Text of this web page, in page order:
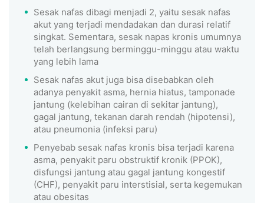
Sesak nafas dibagi menjadi 2, yaitu sesak nafas
akut yang terjadi mendadakan dan durasi relatif
singkat. Sementara, sesak napas kronis umumnya
telah berlangsung berminggu-minggu atau waktu
yang lebih lama
Sesak nafas akut juga bisa disebabkan oleh
adanya penyakit asma, hernia hiatus, tamponade
jantung (kelebihan cairan di sekitar jantung),
gagal jantung, tekanan darah rendah (hipotensi),
atau pneumonia (infeksi paru)
Penyebab sesak nafas kronis bisa terjadi karena
asma, penyakit paru obstruktif kronik (PPOK),
disfungsi jantung atau gagal jantung kongestif
(CHF), penyakit paru interstisial, serta kegemukan
atau obesitas